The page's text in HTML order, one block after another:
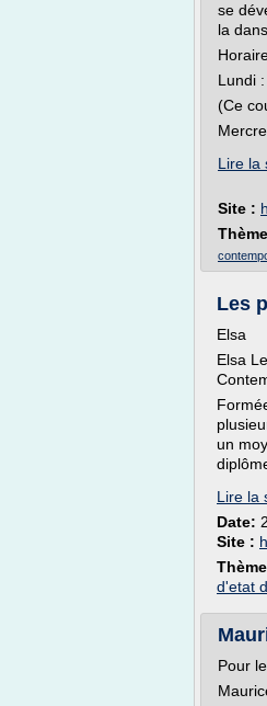
se
la
Lundi
(Ce
Lire la
Site :
Les
Elsa
Elsa
un
Lire la
Date:
Site :
d'etat
Pour